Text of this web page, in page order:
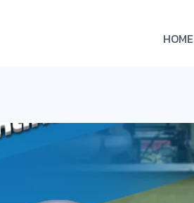
HOME